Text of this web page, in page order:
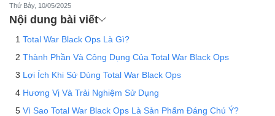
Thứ Bảy, 10/05/2025
Nội dung bài viết
Total War Black Ops Là Gì?
Thành Phần Và Công Dụng Của Total War Black Ops
Lợi Ích Khi Sử Dùng Total War Black Ops
Hương Vị Và Trải Nghiệm Sử Dụng
Vì Sao Total War Black Ops Là Sản Phẩm Đáng Chú Ý?